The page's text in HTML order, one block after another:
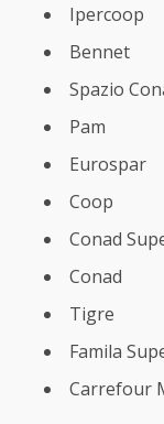
Ipercoop
Bennet
Spazio
Pam
Eurospar
Coop
Conad
Conad
Tigre
Famila
Carrefour